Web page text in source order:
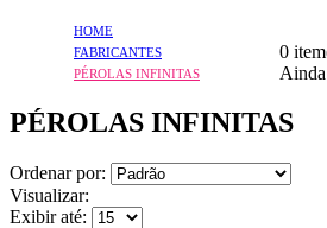
0
HOME
FABRICANTES
PÉROLAS INFINITAS
PÉROLAS INFINITAS
Ordenar por:
Visualizar:
Exibir até: